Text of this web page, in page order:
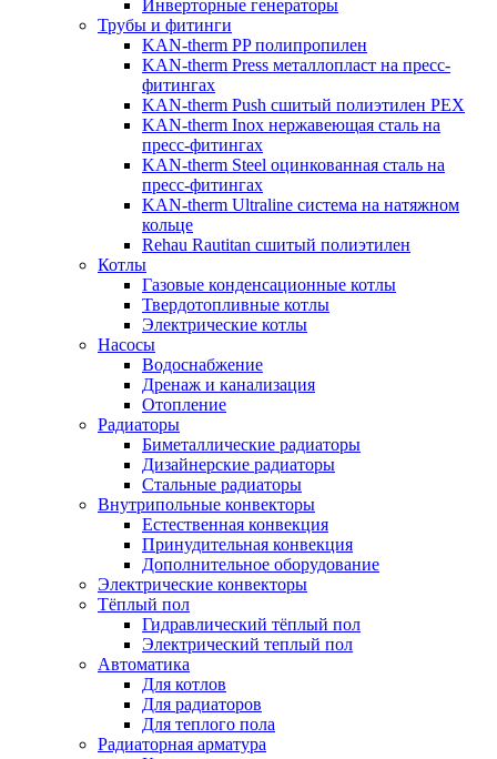
Инверторные генераторы
Трубы и фитинги
KAN-therm PP полипропилен
KAN-therm Рress металлопласт на пресс-
фитингах
KAN-therm Push сшитый полиэтилен PEX
KAN-therm Inox нержавеющая сталь на
пресс-фитингах
KAN-therm Steel оцинкованная сталь на
пресс-фитингах
KAN-therm Ultraline система на натяжном
кольце
Rehau Rautitan сшитый полиэтилен
Котлы
Газовые конденсационные котлы
Твердотопливные котлы
Электрические котлы
Насосы
Водоснабжение
Дренаж и канализация
Отопление
Радиаторы
Биметаллические радиаторы
Дизайнерские радиаторы
Стальные радиаторы
Внутрипольные конвекторы
Естественная конвекция
Принудительная конвекция
Дополнительное оборудование
Электрические конвекторы
Тёплый пол
Гидравлический тёплый пол
Электрический теплый пол
Автоматика
Для котлов
Для радиаторов
Для теплого пола
Радиаторная арматура